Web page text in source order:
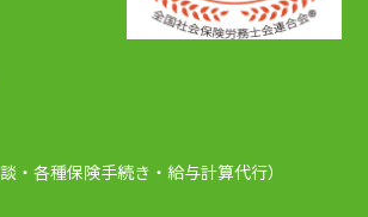
・各種保険手続き・給与計算代行）